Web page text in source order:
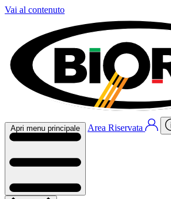
Vai al contenuto
Apri menu principale Area Riservata